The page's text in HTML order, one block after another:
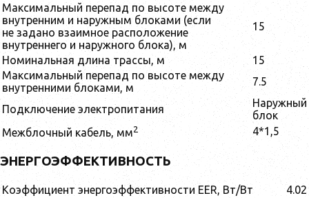
Максимальный перепад по высоте между
внутренним и наружным блоками (если
не задано взаимное расположение
внутреннего и наружного блока), м
15
Номинальная длина трассы, м
15
Максимальный перепад по высоте между
внутренними блоками, м
7.5
Подключение электропитания
Наружный
блок
Межблочный кабель, мм2 4*1,5
ЭНЕРГОЭФФЕКТИВНОСТЬ
Коэффициент энергоэффективности EER, Вт/Вт 4.02